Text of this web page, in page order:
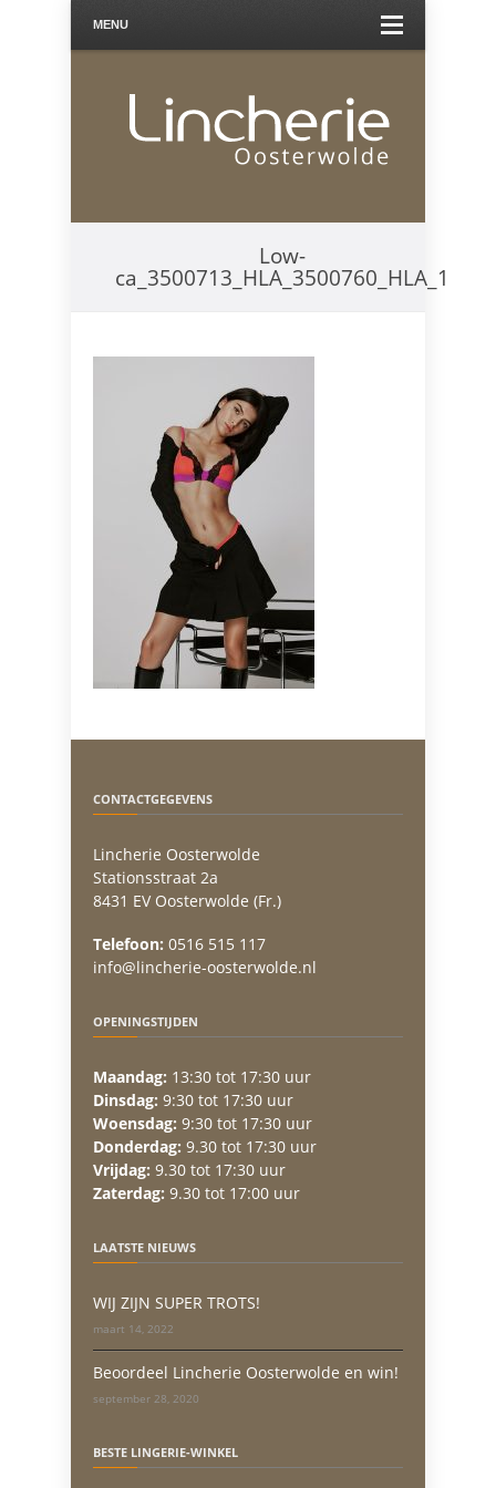
MENU
Low-
ca_3500713_HLA_3500760_HLA_1
CONTACTGEGEVENS
Lincherie Oosterwolde
Stationsstraat 2a
8431 EV Oosterwolde (Fr.)
Telefoon: 0516 515 117
info@lincherie-oosterwolde.nl
OPENINGSTIJDEN
Maandag: 13:30 tot 17:30 uur
Dinsdag: 9:30 tot 17:30 uur
Woensdag: 9:30 tot 17:30 uur
Donderdag: 9.30 tot 17:30 uur
Vrijdag: 9.30 tot 17:30 uur
Zaterdag: 9.30 tot 17:00 uur
LAATSTE NIEUWS
WIJ ZIJN SUPER TROTS!
maart 14, 2022
Beoordeel Lincherie Oosterwolde en win!
september 28, 2020
BESTE LINGERIE-WINKEL